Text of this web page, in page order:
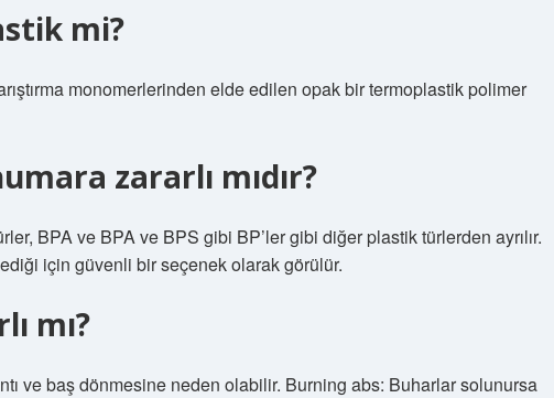
mi?
monomerlerinden elde edilen opak bir termoplastik polimer
zararlı mıdır?
BPA ve BPA ve BPS gibi BP’ler gibi diğer plastik türlerden ayrılır.
için güvenli bir seçenek olarak görülür.
mı?
ve baş dönmesine neden olabilir. Burning abs: Buharlar solunursa